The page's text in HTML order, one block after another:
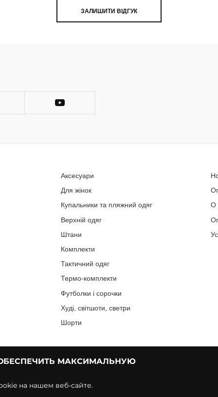
МАКСИМАЛЬНУЮ
на нашем веб-сайте.
ЗАЛИШИТИ ВІДГУК
Аксесуари
Для жінок
Купальники та пляжний одяг
Верхній одяг
Штани
Комплекти
Тактичний одяг
Термо-комплекти
Футболки і сорочки
Худі, світшоти, светри
Шорти
О